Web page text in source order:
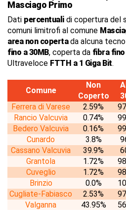
Masciago Primo
Dati percentualidi copertura del
comuni limitrofi al comune
area non copertada alcuna
fino a 30MB, coperta da fibra fino
Ultraveloce FTTH a 1 Giga Bit.
Comune
Non
Coperto
Ferrera di Varese
2.59%
Rancio Valcuvia
0.74%
Bedero Valcuvia
0.16%
Cunardo
3.8%
Cassano Valcuvia
39.9%
Grantola
1.72%
Cuveglio
1.72%
Brinzio
0.0%
Cugliate-Fabiasco
2.53%
Valganna
43.95%